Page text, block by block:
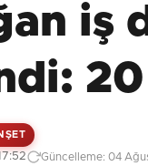
iş
Güncelleme: 04